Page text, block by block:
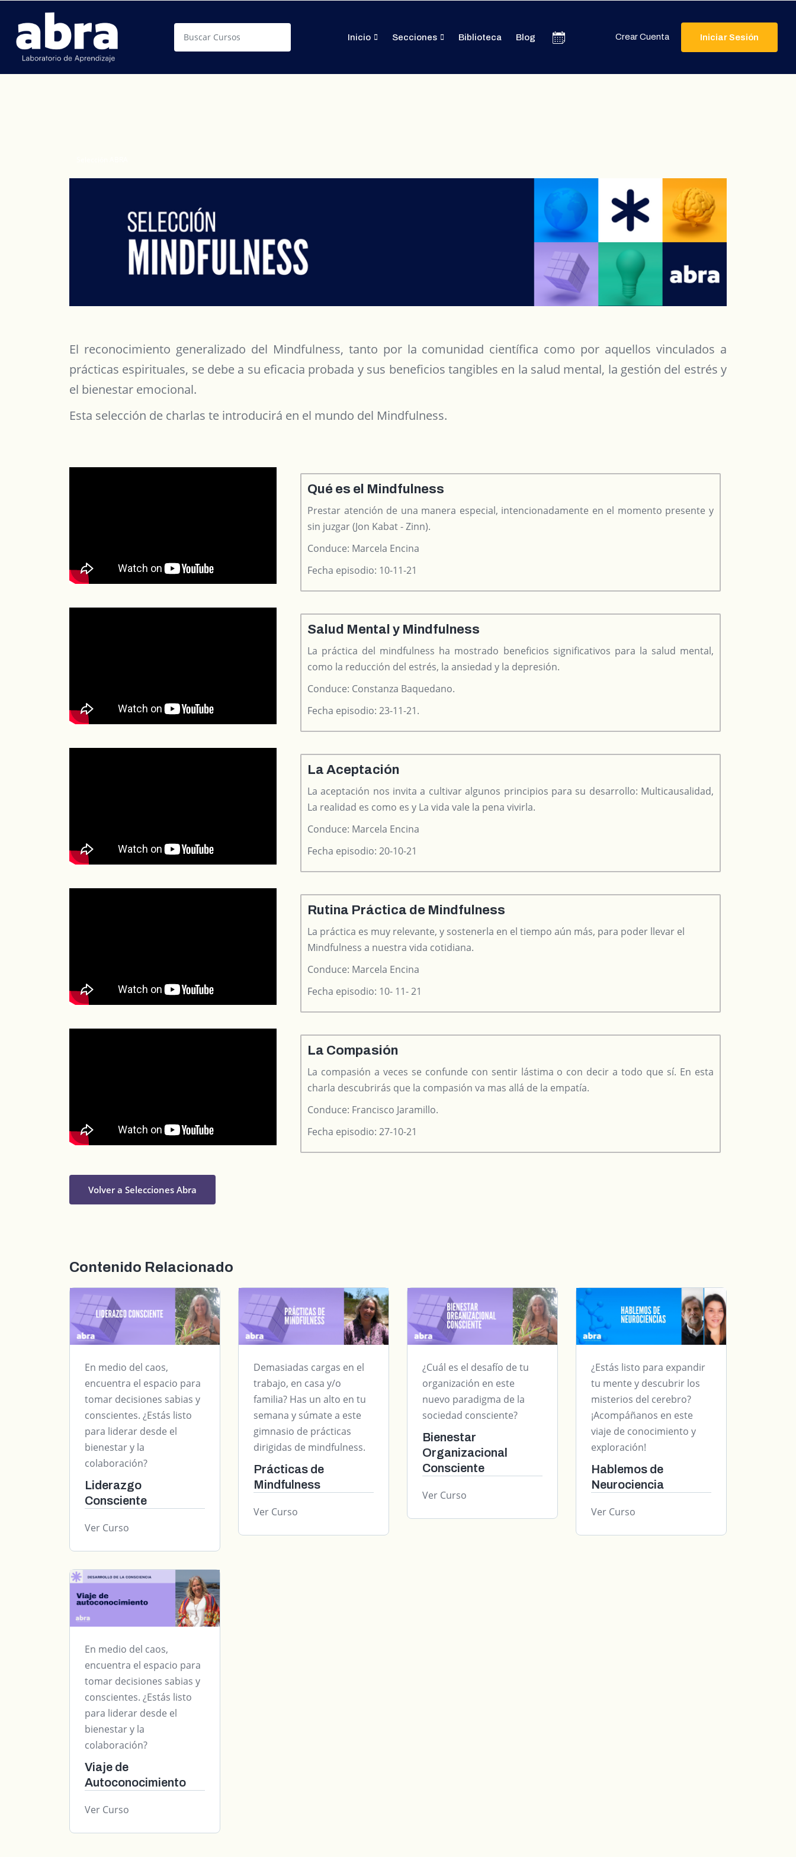
Buscar Inicio Secciones Biblioteca Blog Crear Cuenta Iniciar Sesión
El reconocimiento generalizado del Mindfulness, tanto por la comunidad científica como por aquellos vinculados a
prácticas espirituales, se debe a su eficacia probada y sus beneficios tangibles en la salud mental, la gestión del estrés y
el bienestar emocional.
Esta selección de charlas te introducirá en el mundo del Mindfulness.
Qué es el Mindfulness
Prestar atención de una manera especial, intencionadamente en el momento presente y
sin juzgar (Jon Kabat - Zinn).
Conduce: Marcela Encina
Fecha episodio: 10-11-21
Salud Mental y Mindfulness
La práctica del mindfulness ha mostrado beneficios significativos para la salud mental,
como la reducción del estrés, la ansiedad y la depresión.
Conduce: Constanza Baquedano.
Fecha episodio: 23-11-21.
La Aceptación
La aceptación nos invita a cultivar algunos principios para su desarrollo: Multicausalidad,
La realidad es como es y La vida vale la pena vivirla.
Conduce: Marcela Encina
Fecha episodio: 20-10-21
Rutina Práctica de Mindfulness
La práctica es muy relevante, y sostenerla en el tiempo aún más, para poder llevar el
Mindfulness a nuestra vida cotidiana.
Conduce: Marcela Encina
Fecha episodio: 10- 11- 21
La Compasión
La compasión a veces se confunde con sentir lástima o con decir a todo que sí. En esta
charla descubrirás que la compasión va mas allá de la empatía.
Conduce: Francisco Jaramillo.
Fecha episodio: 27-10-21
Volver a Selecciones Abra
Contenido Relacionado
En medio del caos,
encuentra el espacio para
tomar decisiones sabias y
conscientes. ¿Estás listo
para liderar desde el
bienestar y la
colaboración?
Liderazgo
Consciente
Ver Curso
Demasiadas cargas en el
trabajo, en casa y/o
familia? Has un alto en tu
semana y súmate a este
gimnasio de prácticas
dirigidas de mindfulness.
Prácticas de
Mindfulness
Ver Curso
¿Cuál es el desafío de tu
organización en este
nuevo paradigma de la
sociedad consciente?
Bienestar
Organizacional
Consciente
Ver Curso
¿Estás listo para expandir
tu mente y descubrir los
misterios del cerebro?
¡Acompáñanos en este
viaje de conocimiento y
exploración!
Hablemos de
Neurociencia
Ver Curso
En medio del caos,
encuentra el espacio para
tomar decisiones sabias y
conscientes. ¿Estás listo
para liderar desde el
bienestar y la
colaboración?
Viaje de
Autoconocimiento
Ver Curso